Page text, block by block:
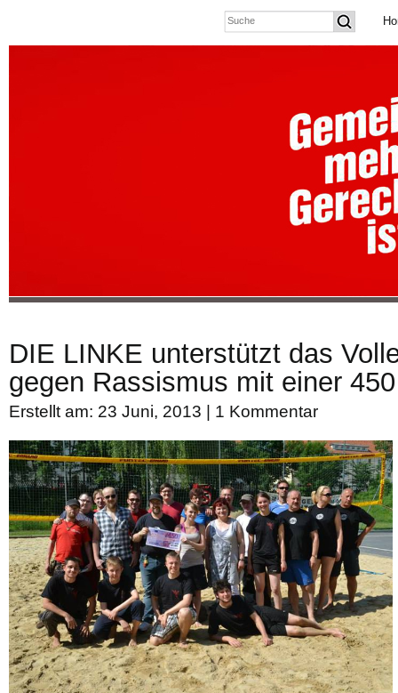
DIE LINKE unterstützt das
gegen Rassismus mit einer
Erstellt am: 23 Juni, 2013 | 1 Kommentar